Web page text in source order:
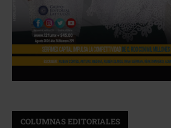
COLUMNAS EDITORIALES